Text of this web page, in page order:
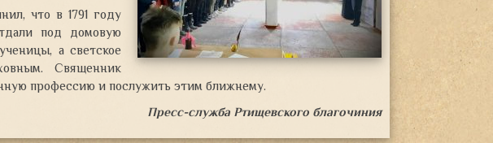
что в 1791 году
под домовую
а светское
Священник
профессию и послужить этим ближнему.
Пресс-служба Ртищевского благочиния